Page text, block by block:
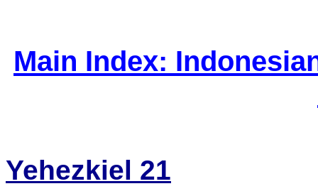
Main Index:
Yehezkiel 21